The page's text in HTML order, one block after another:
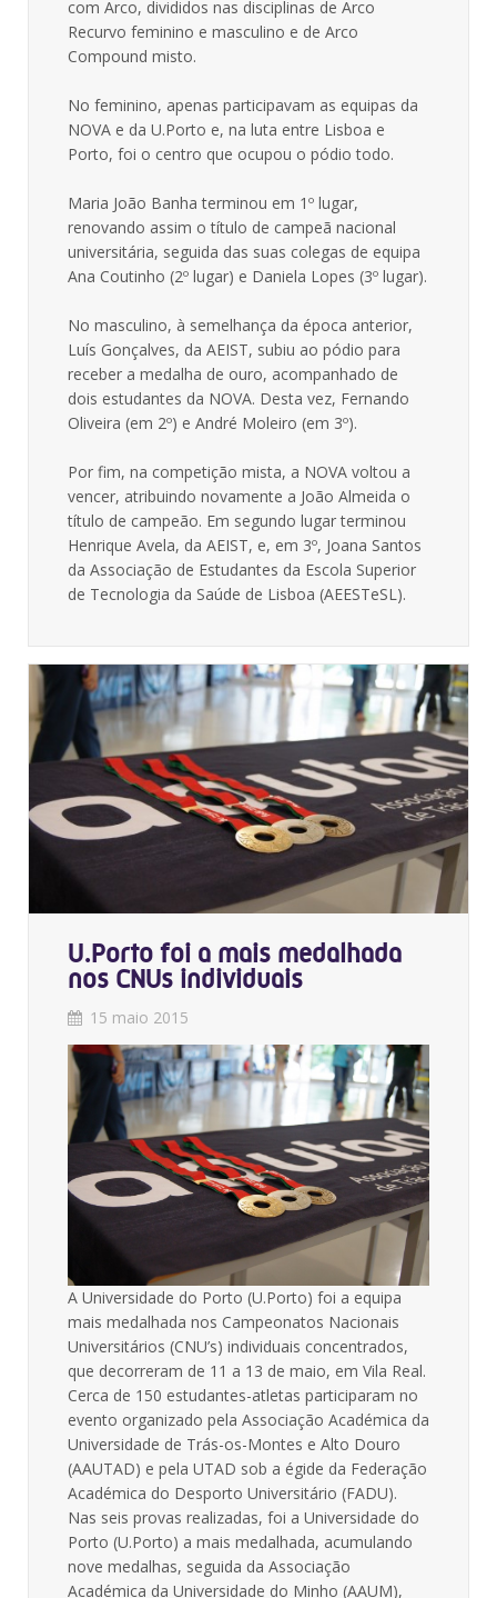
com Arco, divididos nas disciplinas de Arco
Recurvo feminino e masculino e de Arco
Compound misto.
No feminino, apenas participavam as equipas da
NOVA e da U.Porto e, na luta entre Lisboa e
Porto, foi o centro que ocupou o pódio todo.
Maria João Banha terminou em 1º lugar,
renovando assim o título de campeã nacional
universitária, seguida das suas colegas de equipa
Ana Coutinho (2º lugar) e Daniela Lopes (3º lugar).
No masculino, à semelhança da época anterior,
Luís Gonçalves, da AEIST, subiu ao pódio para
receber a medalha de ouro, acompanhado de
dois estudantes da NOVA. Desta vez, Fernando
Oliveira (em 2º) e André Moleiro (em 3º).
Por fim, na competição mista, a NOVA voltou a
vencer, atribuindo novamente a João Almeida o
título de campeão. Em segundo lugar terminou
Henrique Avela, da AEIST, e, em 3º, Joana Santos
da Associação de Estudantes da Escola Superior
de Tecnologia da Saúde de Lisboa (AEESTeSL).
U.Porto foi a mais medalhada
nos CNUs individuais
15 maio 2015
A Universidade do Porto (U.Porto) foi a equipa
mais medalhada nos Campeonatos Nacionais
Universitários (CNU’s) individuais concentrados,
que decorreram de 11 a 13 de maio, em Vila Real.
Cerca de 150 estudantes-atletas participaram no
evento organizado pela Associação Académica da
Universidade de Trás-os-Montes e Alto Douro
(AAUTAD) e pela UTAD sob a égide da Federação
Académica do Desporto Universitário (FADU).
Nas seis provas realizadas, foi a Universidade do
Porto (U.Porto) a mais medalhada, acumulando
nove medalhas, seguida da Associação
Académica da Universidade do Minho (AAUM),